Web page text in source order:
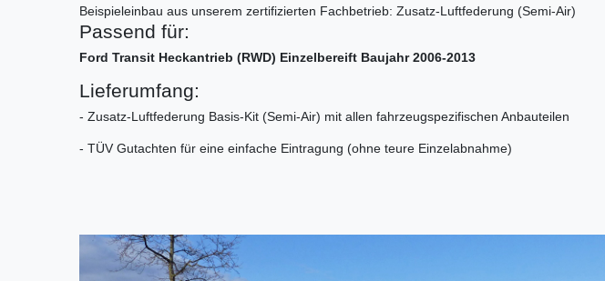
Beispieleinbau aus unserem zertifizierten Fachbetrieb: Zusatz-Luftfederung (Semi-Air)
Passend für:
Ford Transit Heckantrieb (RWD) Einzelbereift Baujahr 2006-2013
Lieferumfang:
- Zusatz-Luftfederung Basis-Kit (Semi-Air) mit allen fahrzeugspezifischen Anbauteilen
- TÜV Gutachten für eine einfache Eintragung (ohne teure Einzelabnahme)